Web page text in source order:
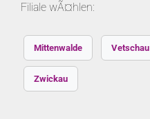
Filiale wÃ¤hlen:
Mittenwalde Vetschau
Zwickau